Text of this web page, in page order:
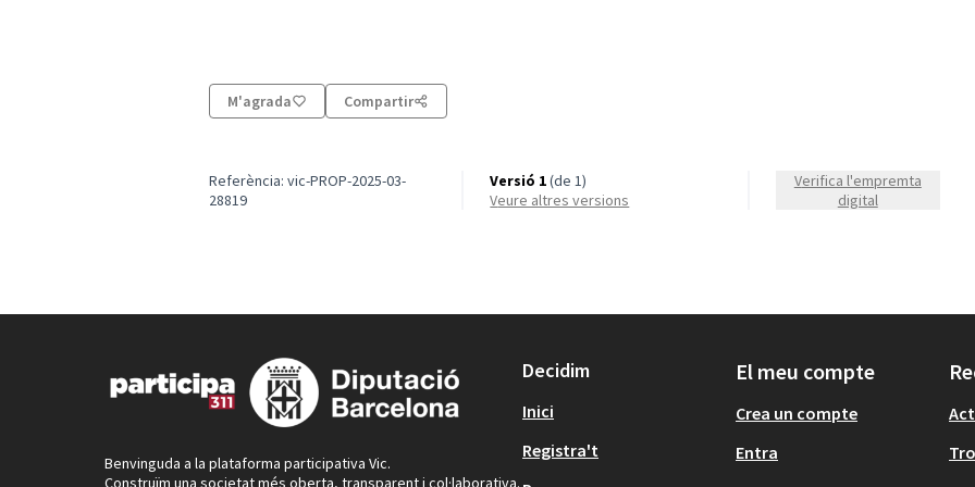
M'agrada Compartir
Referència: vic-PROP-2025-03-
28819
Versió 1(de 1)
veure altres versions
Verifica l'empremta
digital
Benvinguda a la plataforma participativa Vic.
Construïm una societat més oberta, transparent i col·laborativa.
Decidim
Inici
Registra't
El meu compte
Crea un compte
Entra